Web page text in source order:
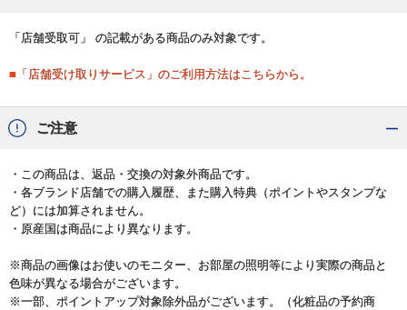
「店舗受取可」 の記載がある商品のみ対象です。
■「店舗受け取りサービス」のご利用方法はこちらから。
ご注意
・この商品は、返品・交換の対象外商品です。
・各ブランド店舗での購入履歴、また購入特典（ポイントやスタンプな
ど）には加算されません。
・原産国は商品により異なります。
※商品の画像はお使いのモニター、お部屋の照明等により実際の商品と
色味が異なる場合がございます。
※一部、ポイントアップ対象除外品がございます。（化粧品の予約商